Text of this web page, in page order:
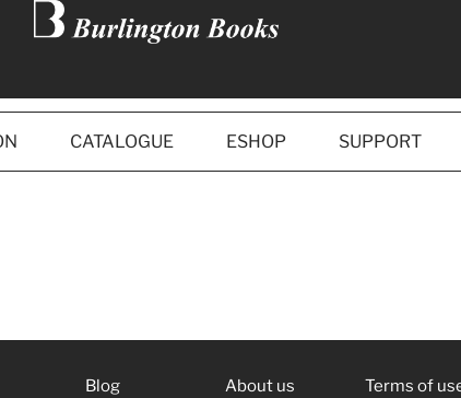
CATALOGUE ESHOP SUPPORT
Blog
About us
Terms of